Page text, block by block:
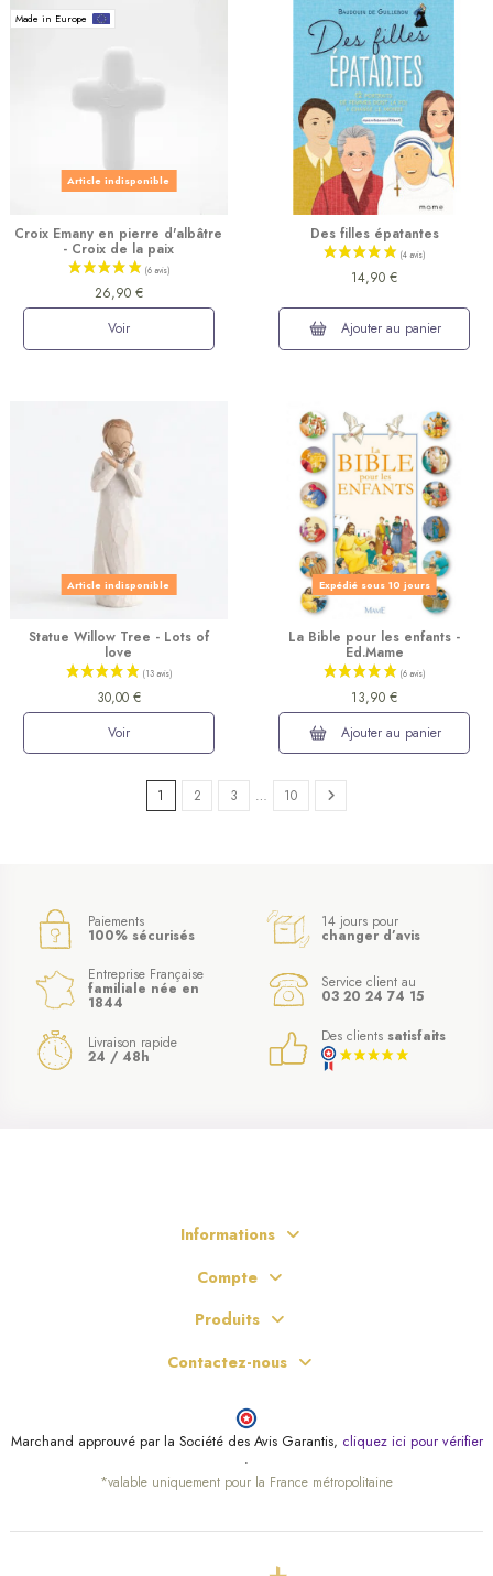
(15 avis)
Made in Europe
Article indisponible
Croix Emany en pierre d'albâtre
- Croix de la paix
26,90 €
Voir
Des filles épatantes
14,90 €
Ajouter au panier
Article indisponible
Statue Willow Tree - Lots of
love
30,00 €
Voir
Expédié sous 10 jours
La Bible pour les enfants -
Ed.Mame
13,90 €
Ajouter au panier
1 2 3 … 10
Paiements
100% sécurisés
14 jours pour
changer d’avis
Entreprise Française
familiale née en
1844
Service client au
03 20 24 74 15
Livraison rapide
24 / 48h
Des clients satisfaits
Informations
Compte
Produits
Contactez-nous
Marchand approuvé par la Société des Avis Garantis, cliquez ici pour vérifier
.
*valable uniquement pour la France métropolitaine